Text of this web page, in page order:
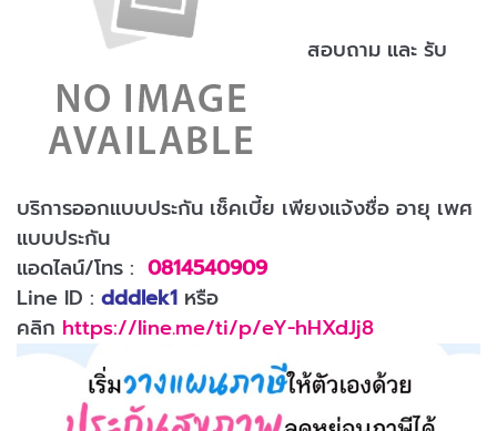
สอบถาม และ รับ
บริการออกแบบประกัน เช็คเบี้ย เพียงแจ้งชื่อ อายุ เพศ
แบบประกัน
แอดไลน์/โทร : 0814540909
Line ID : dddlek1 หรือ
คลิก https://line.me/ti/p/eY-hHXdJj8